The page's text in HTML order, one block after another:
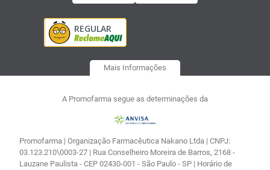
Mais Informações
A Promofarma segue as determinações da
Promofarma | Organização Farmacêutica Nakano Ltda | CNPJ:
03.123.210\0003-27 | Rua Conselheiro Moreira de Barros, 2168 -
Lauzane Paulista - CEP 02430-001 - São Paulo - SP | Horário de